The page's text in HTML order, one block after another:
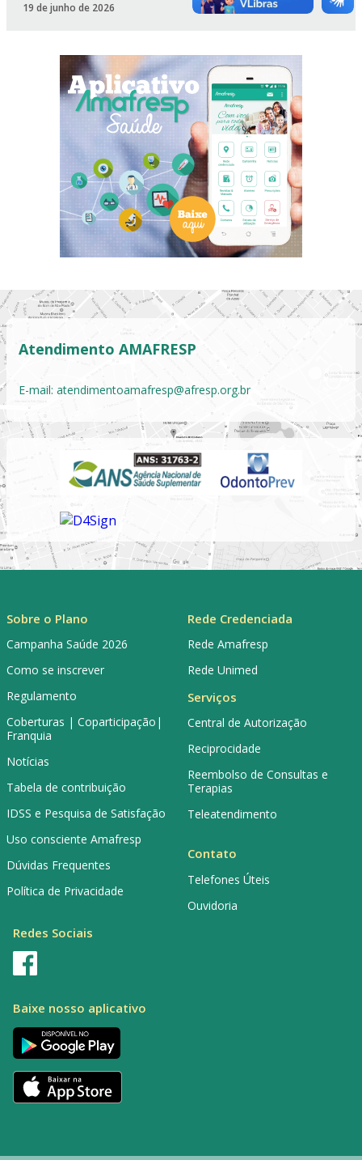
19 de junho de 2026
Atendimento AMAFRESP
E-mail: atendimentoamafresp@afresp.org.br
Sobre o Plano
Campanha Saúde 2026
Como se inscrever
Regulamento
Coberturas | Coparticipação|
Franquia
Notícias
Tabela de contribuição
IDSS e Pesquisa de Satisfação
Uso consciente Amafresp
Dúvidas Frequentes
Política de Privacidade
Rede Credenciada
Rede Amafresp
Rede Unimed
Serviços
Central de Autorização
Reciprocidade
Reembolso de Consultas e
Terapias
Teleatendimento
Contato
Telefones Úteis
Ouvidoria
Redes Sociais
Baixe nosso aplicativo